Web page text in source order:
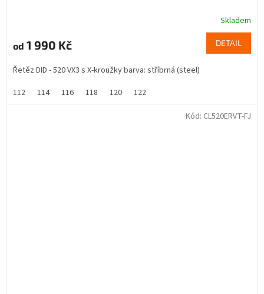
Skladem
od 1 990 Kč DETAIL
Řetěz DID - 520 VX3 s X-kroužky barva: stříbrná (steel)
112
114 116 118 120 122
Kód: CL520ERVT-FJ